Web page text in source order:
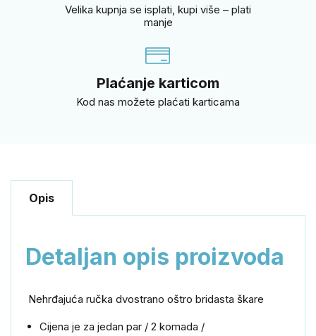
Velika kupnja se isplati, kupi više – plati
manje
Plaćanje karticom
Kod nas možete plaćati karticama
Opis
Detaljan opis proizvoda
Nehrđajuća ručka dvostrano oštro bridasta škare
Cijena je za jedan par / 2 komada /